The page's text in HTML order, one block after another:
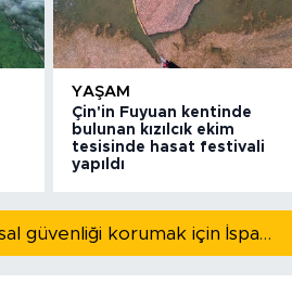
YAŞAM
Çin'in Fuyuan kentinde
bulunan kızılcık ekim
tesisinde hasat festivali
yapıldı
İtalya Başbakanı: Ulusal güvenliği korumak için İspanya ile Schengen kapsamındaki serbest dolaşımı askıya alıyoruz